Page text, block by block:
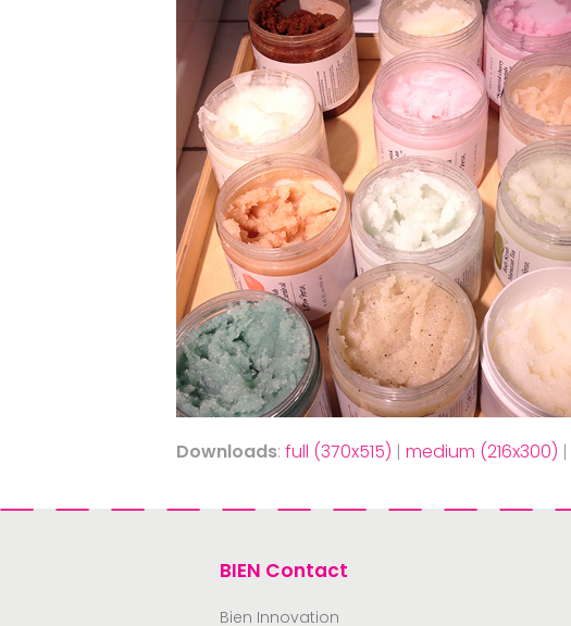
Downloads: full (370x515) | medium (216x300) |
BIEN Contact
Bien Innovation